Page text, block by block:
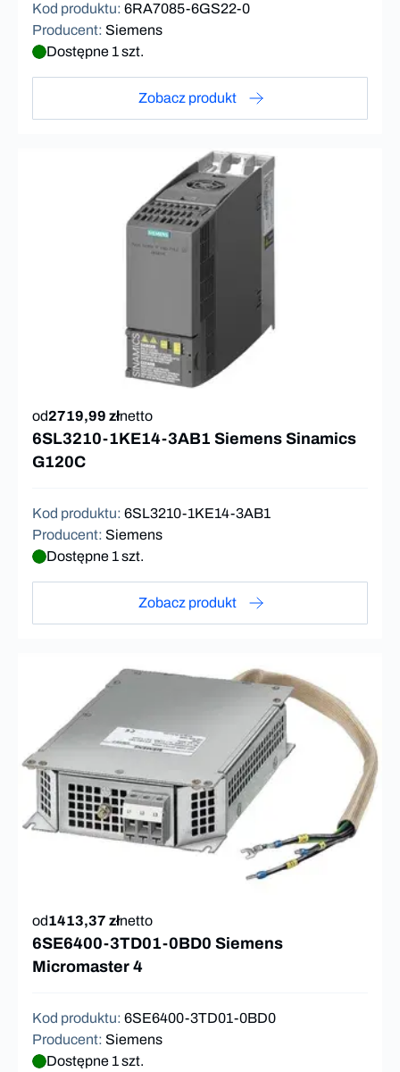
Kod produktu: 6RA7085-6GS22-0
Producent: Siemens
Dostępne 1 szt.
Zobacz produkt
od2719,99 złnetto
6SL3210-1KE14-3AB1 Siemens Sinamics
G120C
Kod produktu: 6SL3210-1KE14-3AB1
Producent: Siemens
Dostępne 1 szt.
Zobacz produkt
od1413,37 złnetto
6SE6400-3TD01-0BD0 Siemens
Micromaster 4
Kod produktu: 6SE6400-3TD01-0BD0
Producent: Siemens
Dostępne 1 szt.